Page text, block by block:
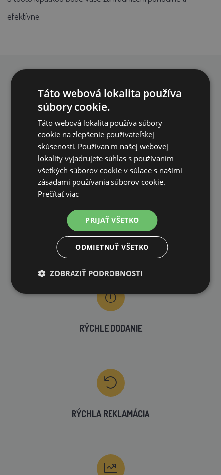
efektívne.
DOPRAVA ZDARMA
na všetky objednávky od 200€ vrátane DPH.
VLASTNÝ SKLAD
99 % produktov držíme priamo skladom
RÝCHLE DODANIE
RÝCHLA REKLAMÁCIA
Táto webová lokalita používa
súbory cookie.
Táto webová lokalita používa súbory
cookie na zlepšenie používateľskej
skúsenosti. Používaním našej webovej
lokality vyjadrujete súhlas s používaním
všetkých súborov cookie v súlade s našimi
zásadami používania súborov cookie.
Prečítať viac
PRIJAŤ VŠETKO
ODMIETNUŤ VŠETKO
ZOBRAZIŤ PODROBNOSTI